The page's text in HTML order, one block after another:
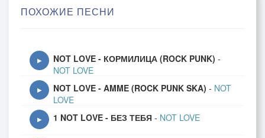
ПОХОЖИЕ ПЕСНИ
▶ NOT LOVE - КОРМИЛИЦА (ROCK PUNK) -
NOT LOVE
▶ NOT LOVE - AMME (ROCK PUNK SKA) - NOT
LOVE
▶ 1 NOT LOVE - БЕЗ ТЕБЯ - NOT LOVE